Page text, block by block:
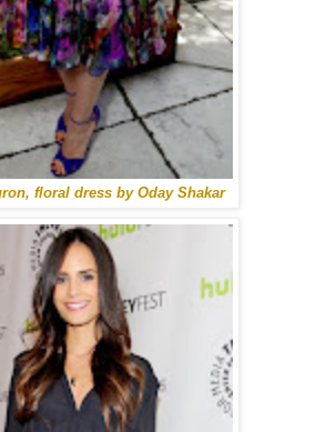
floral dress by Oday Shakar